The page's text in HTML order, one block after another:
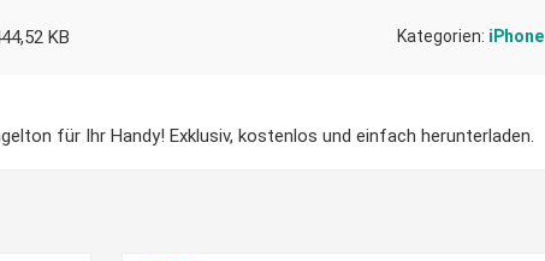
KB Kategorien: iPhone
für Ihr Handy! Exklusiv, kostenlos und einfach herunterladen.